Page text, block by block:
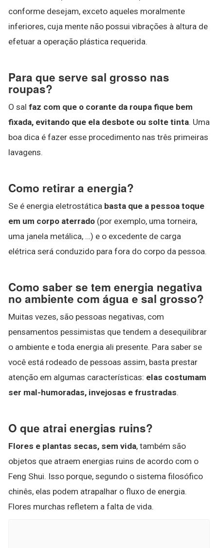
conforme desejam, exceto aqueles moralmente
inferiores, cuja mente não possui vibrações à altura de
efetuar a operação plástica requerida.
Para que serve sal grosso nas
roupas?
O sal faz com que o corante da roupa fique bem
fixada, evitando que ela desbote ou solte tinta. Uma
boa dica é fazer esse procedimento nas três primeiras
lavagens.
Como retirar a energia?
Se é energia eletrostática basta que a pessoa toque
em um corpo aterrado (por exemplo, uma torneira,
uma janela metálica, …) e o excedente de carga
elétrica será conduzido para fora do corpo da pessoa.
Como saber se tem energia negativa
no ambiente com água e sal grosso?
Muitas vezes, são pessoas negativas, com
pensamentos pessimistas que tendem a desequilibrar
o ambiente e toda energia ali presente. Para saber se
você está rodeado de pessoas assim, basta prestar
atenção em algumas características: elas costumam
ser mal-humoradas, invejosas e frustradas.
O que atrai energias ruins?
Flores e plantas secas, sem vida, também são
objetos que atraem energias ruins de acordo com o
Feng Shui. Isso porque, segundo o sistema filosófico
chinês, elas podem atrapalhar o fluxo de energia.
Flores murchas refletem a falta de vida.